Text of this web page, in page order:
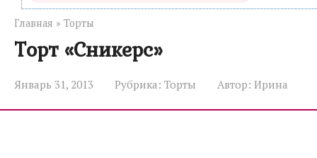
Главная » Торты
Торт «Сникерс»
Январь 31, 2013 Рубрика: Торты Автор: Ирина